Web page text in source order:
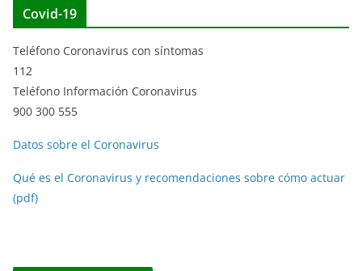
Covid-19
Teléfono Coronavirus con síntomas
112
Teléfono Información Coronavirus
900 300 555
Datos sobre el Coronavirus
Qué es el Coronavirus y recomendaciones sobre cómo actuar
(pdf)